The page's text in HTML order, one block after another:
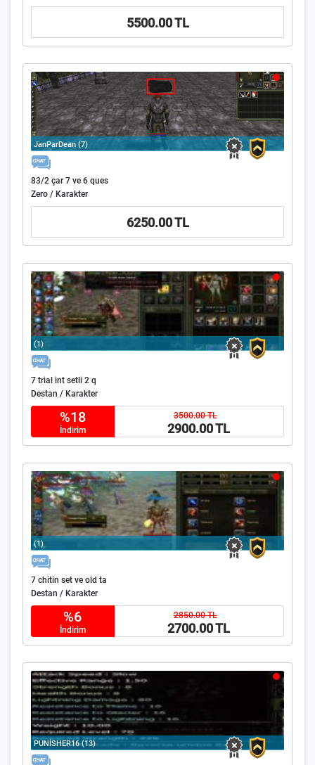
5500.00 TL
JanParDean (7)
83/2 çar 7 ve 6 ques
Zero / Karakter
6250.00 TL
(1)
7 trial int setli 2 q
Destan / Karakter
%18
İndirim
3500.00 TL
2900.00 TL
(1)
7 chitin set ve old ta
Destan / Karakter
%6
İndirim
2850.00 TL
2700.00 TL
PUNİSHER16 (13)